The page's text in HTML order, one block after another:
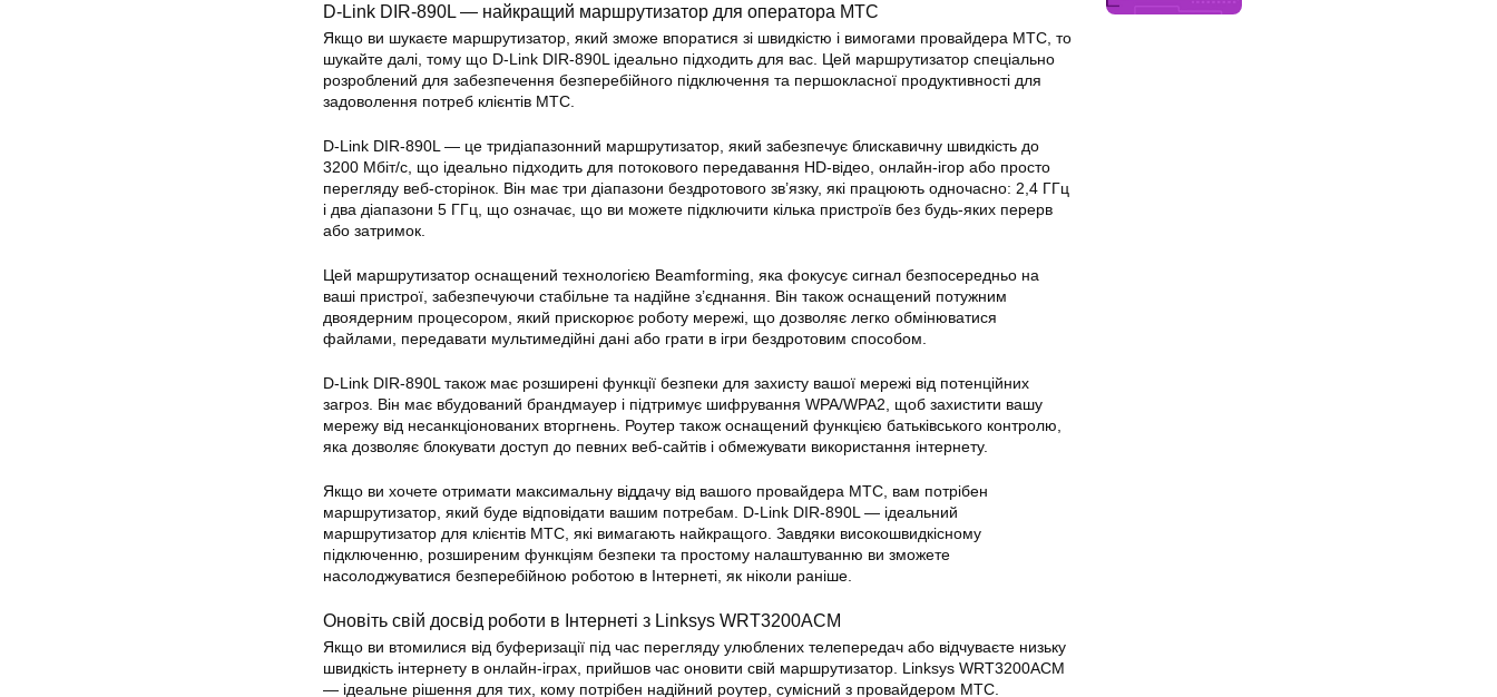
D-Link DIR-890L — найкращий маршрутизатор для оператора МТС
Якщо ви шукаєте маршрутизатор, який зможе впоратися зі швидкістю і вимогами провайдера МТС, то
шукайте далі, тому що D-Link DIR-890L ідеально підходить для вас. Цей маршрутизатор спеціально
розроблений для забезпечення безперебійного підключення та першокласної продуктивності для
задоволення потреб клієнтів МТС.
D-Link DIR-890L — це тридіапазонний маршрутизатор, який забезпечує блискавичну швидкість до
3200 Мбіт/с, що ідеально підходить для потокового передавання HD-відео, онлайн-ігор або просто
перегляду веб-сторінок. Він має три діапазони бездротового зв’язку, які працюють одночасно: 2,4 ГГц
і два діапазони 5 ГГц, що означає, що ви можете підключити кілька пристроїв без будь-яких перерв
або затримок.
Цей маршрутизатор оснащений технологією Beamforming, яка фокусує сигнал безпосередньо на
ваші пристрої, забезпечуючи стабільне та надійне з’єднання . Він також оснащений потужним
двоядерним процесором, який прискорює роботу мережі, що дозволяє легко обмінюватися
файлами, передавати мультимедійні дані або грати в ігри бездротовим способом.
D-Link DIR-890L також має розширені функції безпеки для захисту вашої мережі від потенційних
загроз. Він має вбудований брандмауер і підтримує шифрування WPA/WPA2, щоб захистити вашу
мережу від несанкціонованих вторгнень. Роутер також оснащений функцією батьківського контролю,
яка дозволяє блокувати доступ до певних веб-сайтів і обмежувати використання інтернету.
Якщо ви хочете отримати максимальну віддачу від вашого провайдера МТС, вам потрібен
маршрутизатор, який буде відповідати вашим потребам. D-Link DIR-890L — ідеальний
маршрутизатор для клієнтів МТС, які вимагають найкращого. Завдяки високошвидкісному
підключенню, розширеним функціям безпеки та простому налаштуванню ви зможете
насолоджуватися безперебійною роботою в Інтернеті, як ніколи раніше.
Оновіть свій досвід роботи в Інтернеті з Linksys WRT3200ACM
Якщо ви втомилися від буферизації під час перегляду улюблених телепередач або відчуваєте низьку
швидкість інтернету в онлайн-іграх, прийшов час оновити свій маршрутизатор. Linksys WRT3200ACM
— ідеальне рішення для тих, кому потрібен надійний роутер, сумісний з провайдером МТС.